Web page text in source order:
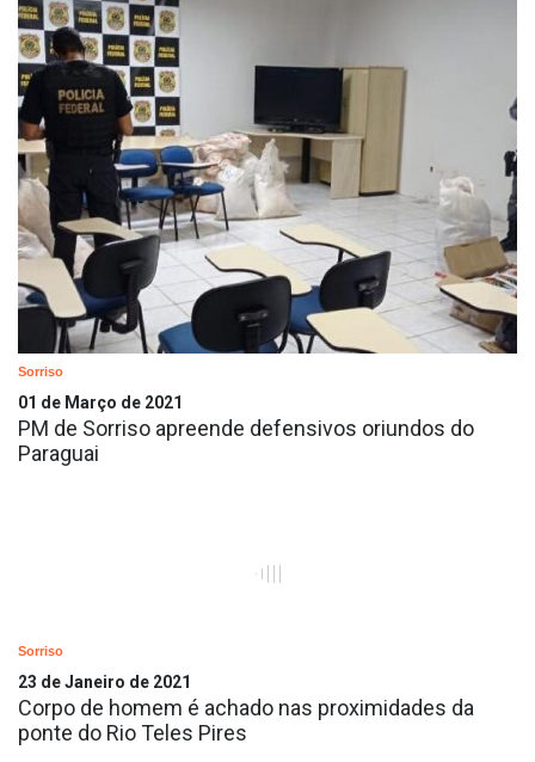
Sorriso
01 de Março de 2021
PM de Sorriso apreende defensivos oriundos do
Paraguai
Sorriso
23 de Janeiro de 2021
Corpo de homem é achado nas proximidades da
ponte do Rio Teles Pires